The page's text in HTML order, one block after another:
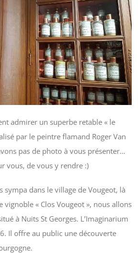
admirer un superbe retable « le
par le peintre flamand Roger Van
pas de photo à vous présenter…
vous, de vous y rendre :)
sympa dans le village de Vougeot, là
vignoble « Clos Vougeot », nous allons
à Nuits St Georges. L’Imaginarium
Il offre au public une découverte